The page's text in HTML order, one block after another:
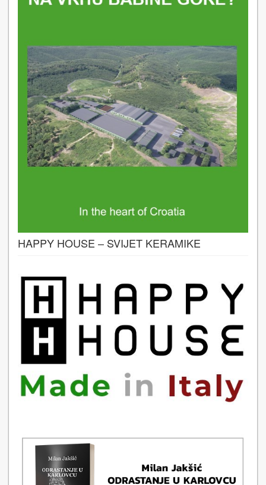
HAPPY HOUSE – SVIJET KERAMIKE